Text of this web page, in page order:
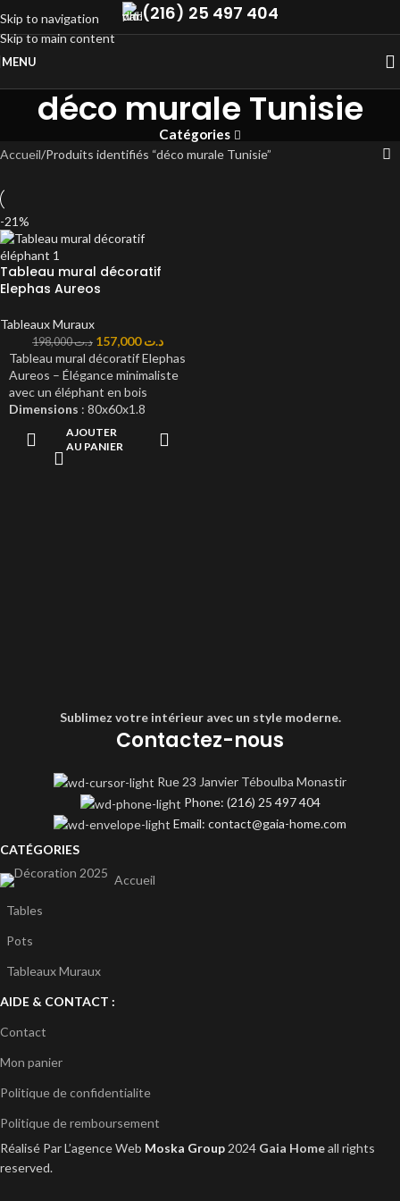
Skip to navigation
Skip to main content
(216) 25 497 404
MENU
déco murale Tunisie
Catégories
Accueil Produits identifiés “déco murale Tunisie”
-21%
Tableau mural décoratif
Elephas Aureos
Tableaux Muraux
د.ت198,000 د.ت157,000
Tableau mural décoratif Elephas
Aureos – Élégance minimaliste
avec un éléphant en bois
Dimensions : 80x60x1.8
AJOUTER
AU PANIER
Sublimez votre intérieur avec un style moderne.
Contactez-nous
Rue 23 Janvier Téboulba Monastir
Phone: (216) 25 497 404
Email: contact@gaia-home.com
CATÉGORIES
Accueil
Tables
Pots
Tableaux Muraux
AIDE & CONTACT :
Contact
Mon panier
Politique de confidentialite
Politique de remboursement
Réalisé Par L’agence Web Moska Group 2024 Gaia Homeall rights
reserved.